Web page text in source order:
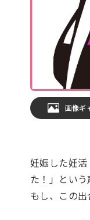
画像ギ
妊娠した妊
た！」という
もし、この